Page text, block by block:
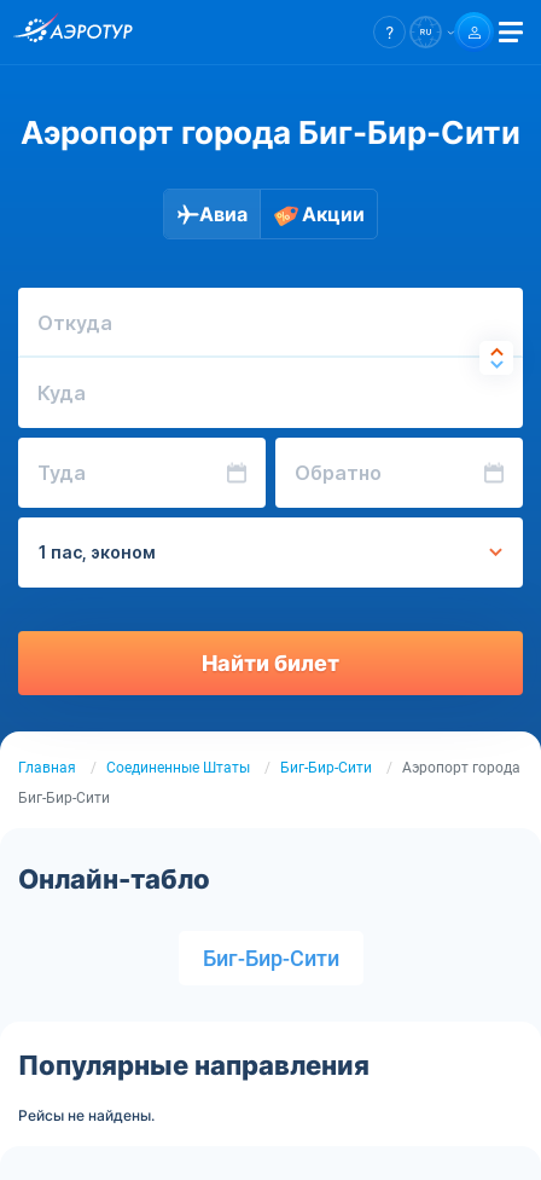
Аэропорт города Биг-Бир-Сити
Авиа Акции
Откуда
Куда
Туда Обратно
1 пас, эконом
Найти билет
Главная Соединенные Штаты Биг-Бир-Сити
Аэропорт города
Биг-Бир-Сити
Онлайн-табло
Биг-Бир-Сити
Популярные направления
Рейсы не найдены.